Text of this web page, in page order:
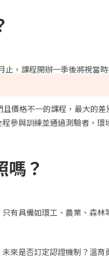
，課程開辦一季後將視當
價格不一的課程，最大的
參與訓練並通過測驗者，
？
有具備如環工、農業、森
來是否訂定認證機制？溫